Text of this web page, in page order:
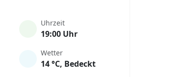
Uhrzeit
19:00 Uhr
Wetter
14 °C, Bedeckt